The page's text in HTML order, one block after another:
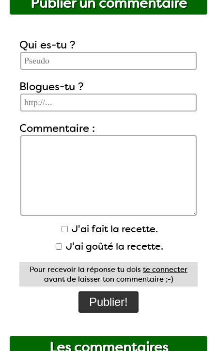
Qui es-tu ?
Blogues-tu ?
Commentaire :
J'ai fait la recette.
J'ai goûté la recette.
Pour recevoir la réponse tu dois te connecter
avant de laisser ton commentaire ;-)
Les commentaires